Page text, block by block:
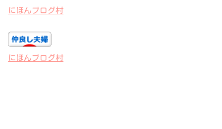
にほんブログ村
にほんブログ村